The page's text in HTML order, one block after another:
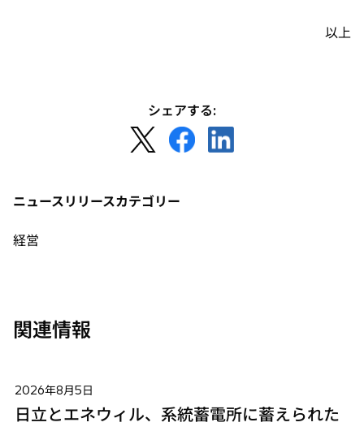
以上
シェアする:
し
タ
新
し
ニュースリリースカテゴリー
経営
関連情報
2026年8月5日
日立とエネウィル、系統蓄電所に蓄えられた